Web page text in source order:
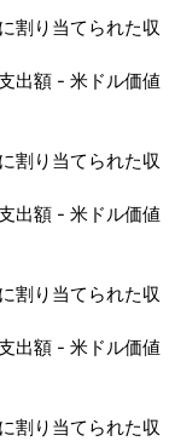
割り当てられた収
出額 - 米ドル価値
割り当てられた収
出額 - 米ドル価値
割り当てられた収
出額 - 米ドル価値
割り当てられた収